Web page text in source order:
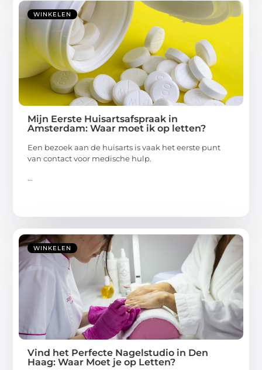
WINKELEN
Mijn Eerste Huisartsafspraak in
Amsterdam: Waar moet ik op letten?
Een bezoek aan de huisarts is vaak het eerste punt
van contact voor medische hulp.
...
WINKELEN
Vind het Perfecte Nagelstudio in Den
Haag: Waar Moet je op Letten?